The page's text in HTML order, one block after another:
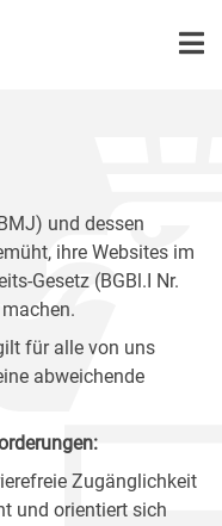
und dessen
ihre Websites im
Gesetz (BGBl.I Nr.
für alle von uns
abweichende
Zugänglichkeit
und orientiert sich